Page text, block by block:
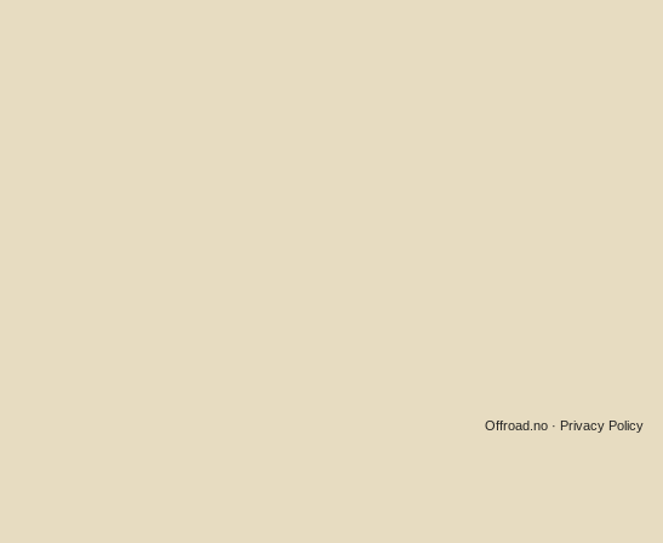
Privacy Policy
Offroad.no ·